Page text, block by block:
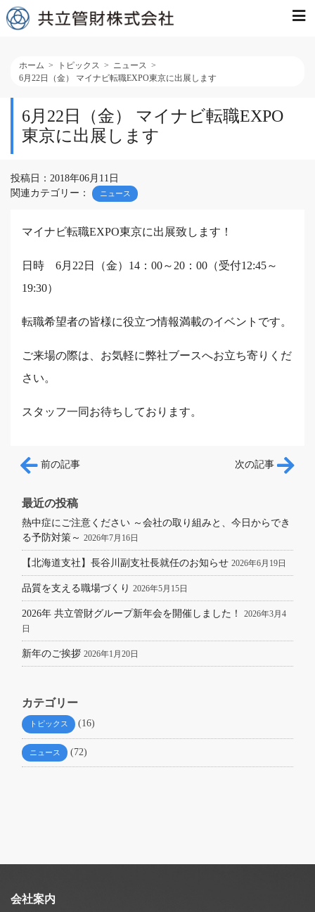
ホーム トピックス
ニュース
6月22日（金） マイナビ転職EXPO東京に出展します
6月22日（金） マイナビ転職EXPO
東京に出展します
投稿日：2018年06月11日
関連カテゴリー：
ニュース
マイナビ転職EXPO東京に出展致します！
日時 6月22日（金）14：00～20：00（受付12:45～
19:30）
転職希望者の皆様に役立つ情報満載のイベントです。
ご来場の際は、お気軽に弊社ブースへお立ち寄りくだ
さい。
スタッフ一同お待ちしております。
投稿ナビゲーション
前の記事 次の記事
最近の投稿
熱中症にご注意ください ～会社の取り組みと、今日からでき
る予防対策～ 2026年7月16日
【北海道支社】長谷川副支社長就任のお知らせ 2026年6月19日
品質を支える職場づくり 2026年5月15日
2026年 共立管財グループ新年会を開催しました！
2026年3月4
日
新年のご挨拶 2026年1月20日
カテゴリー
トピックス (16)
ニュース (72)
会社案内